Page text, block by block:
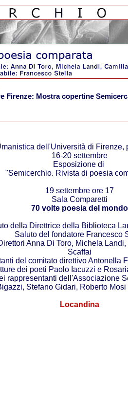
Firenze: Mostra copertine
dell'Università di Firenze,
16-20 settembre
Esposizione di
"Semicerchio. Rivista di poesia
19 settembre ore 17
Sala Comparetti
70 volte poesia del mondo
della Direttrice della Biblioteca
Saluto del fondatore Francesco
Anna Di Toro, Michela
Scaffai
del comitato direttivo Antonella
dei poeti Paolo Iacuzzi e
rappresentanti dell'Associazione
Stefano Gidari, Roberto
Locandina